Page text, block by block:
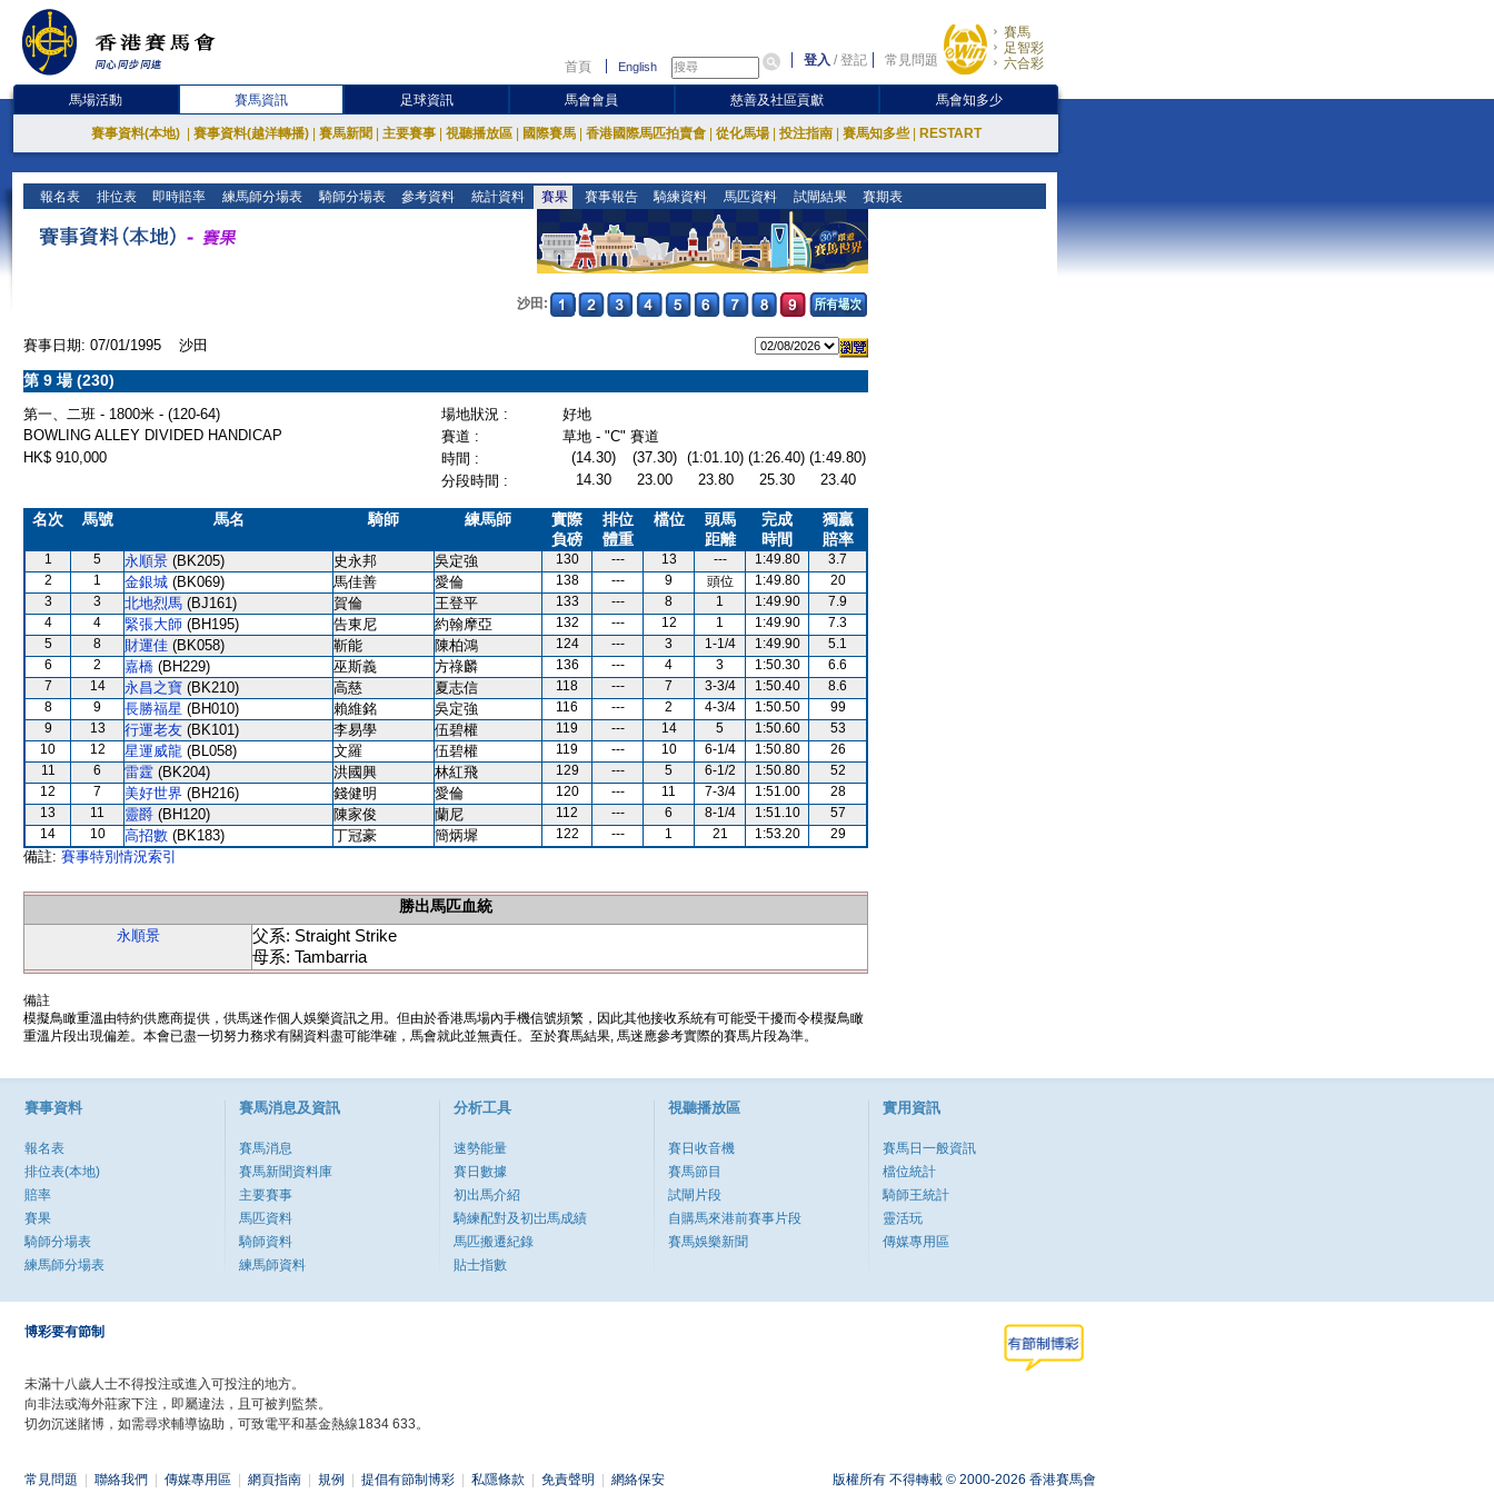
首頁 English 登入 /登記 常見問題
賽馬
足智彩
六合彩
馬場活動 賽馬資訊 足球資訊 馬會會員 慈善及社區貢獻 馬會知多少
賽事資料(本地) 賽事資料(越洋轉播) 賽馬新聞 主要賽事 視聽播放區 國際賽馬 香港國際馬匹拍賣會 從化馬場 投注指南 賽馬知多些 RESTART
報名表 排位表 即時賠率 練馬師分場表 騎師分場表 參考資料 統計資料 賽果 賽事報告 騎練資料 馬匹資料 試閘結果 賽期表
沙田:
賽事日期: 07/01/1995 沙田
第 9 場 (230)
第一、二班 - 1800米 - (120-64) 場地狀況 :
好地
BOWLING ALLEY DIVIDED HANDICAP
賽道 :
草地 - "C" 賽道
HK$ 910,000
時間 : (14.30) (37.30) (1:01.10) (1:26.40) (1:49.80)
分段時間 :
14.30 23.00 23.80 25.30 23.40
名次 馬號 馬名 騎師 練馬師
實際
負磅
排位
體重
檔位
頭馬
距離
完成
時間
獨贏
賠率
1 5 永順景 (BK205) 史永邦 吳定強 130 --- 13 --- 1:49.80
3.7
2
1 金銀城 (BK069) 馬佳善 愛倫 138 --- 9 頭位 1:49.80
20
3
3 北地烈馬 (BJ161) 賀倫 王登平 133 --- 8 1 1:49.90
7.9
4
4 緊張大師 (BH195) 告東尼 約翰摩亞 132 --- 12 1 1:49.90
7.3
5
8 財運佳 (BK058) 靳能 陳柏鴻 124 --- 3 1-1/4 1:49.90
5.1
6
2 嘉橋 (BH229) 巫斯義 方祿麟 136 --- 4 3 1:50.30
6.6
7
14 永昌之寶 (BK210) 高慈 夏志信 118 --- 7 3-3/4 1:50.40
8.6
8
9 長勝福星 (BH010) 賴維銘 吳定強 116 --- 2 4-3/4 1:50.50
99
9
13 行運老友 (BK101) 李易學 伍碧權 119 --- 14 5 1:50.60
53
10
12 星運威龍 (BL058) 文羅 伍碧權 119 --- 10 6-1/4 1:50.80
26
11
6 雷霆 (BK204) 洪國興 林紅飛 129 --- 5 6-1/2 1:50.80
52
12
7 美好世界 (BH216) 錢健明 愛倫 120 --- 11 7-3/4 1:51.00
28
13
11 靈爵 (BH120) 陳家俊 蘭尼 112 --- 6 8-1/4 1:51.10
57
14
10 高招數 (BK183) 丁冠豪 簡炳墀 122 --- 1 21 1:53.20 29
備註: 賽事特別情況索引
勝出馬匹血統
永順景
父系: Straight Strike
母系: Tambarria
備註
模擬鳥瞰重溫由特約供應商提供，供馬迷作個人娛樂資訊之用。但由於香港馬場內手機信號頻繁，因此其他接收系統有可能受干擾而令模擬鳥瞰
重溫片段出現偏差。本會已盡一切努力務求有關資料盡可能準確，馬會就此並無責任。至於賽馬結果, 馬迷應參考實際的賽馬片段為準。
賽事資料
報名表
排位表(本地)
賠率
賽果
騎師分場表
練馬師分場表
賽馬消息及資訊
賽馬消息
賽馬新聞資料庫
主要賽事
馬匹資料
騎師資料
練馬師資料
分析工具
速勢能量
賽日數據
初出馬介紹
騎練配對及初岀馬成績
馬匹搬遷紀錄
貼士指數
視聽播放區
賽日收音機
賽馬節目
試閘片段
自購馬來港前賽事片段
賽馬娛樂新聞
實用資訊
賽馬日一般資訊
檔位統計
騎師王統計
靈活玩
傳媒專用區
博彩要有節制
未滿十八歲人士不得投注或進入可投注的地方。
向非法或海外莊家下注，即屬違法，且可被判監禁。
切勿沉迷賭博，如需尋求輔導協助，可致電平和基金熱線1834 633。
常見問題 聯絡我們 傳媒專用區 網頁指南 規例 提倡有節制博彩 私隱條款 免責聲明 網絡保安 版權所有 不得轉載 © 2000-2026 香港賽馬會